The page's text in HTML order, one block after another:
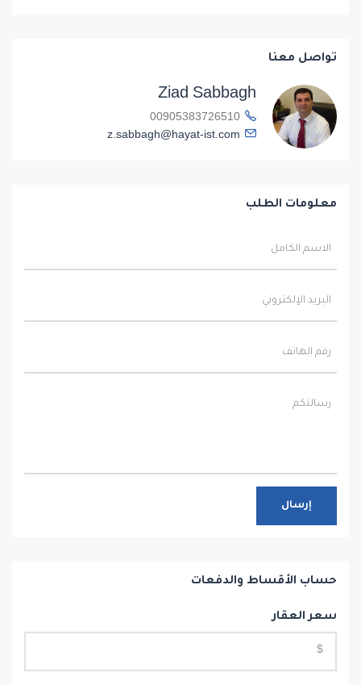
تواصل معنا
Ziad Sabbagh
z.sabbagh@hayat-ist.com
معلومات الطلب
إرسال
حساب الأقساط والدفعات
سعر العقار